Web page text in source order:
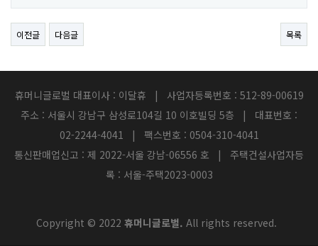
이전글 다음글 목록
휴머니글로벌 대표이사 : 이달휴 | 사업자등록번호 : 512-89-00619
주소 : 서울시 강남구 삼성로104길 10 이호빌딩 5층 | 대표번호 :
02-2244-4041 | 팩스번호 : 0504-310-4041
통신판매업신고 : 제 2022-서울 강남-06556 호 | 주택건설사업자등
록 : 서울-주택2023-0003
Copyright © 2022 휴머니글로벌. All rights reserved.